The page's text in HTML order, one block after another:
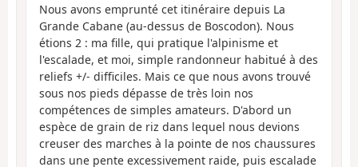
Nous avons emprunté cet itinéraire depuis La
Grande Cabane (au-dessus de Boscodon). Nous
étions 2 : ma fille, qui pratique l'alpinisme et
l'escalade, et moi, simple randonneur habitué à des
reliefs +/- difficiles. Mais ce que nous avons trouvé
sous nos pieds dépasse de très loin nos
compétences de simples amateurs. D'abord un
espèce de grain de riz dans lequel nous devions
creuser des marches à la pointe de nos chaussures
dans une pente excessivement raide, puis escalade